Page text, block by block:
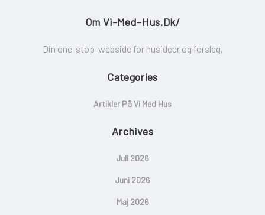
Om Vi-Med-Hus.dk/
Din one-stop-webside for husideer og forslag.
Categories
Artikler På Vi Med Hus
Archives
Juli 2026
Juni 2026
Maj 2026